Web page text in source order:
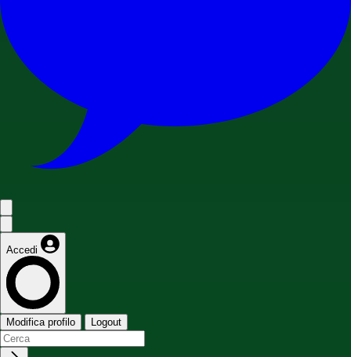
Accedi
Modifica profilo Logout